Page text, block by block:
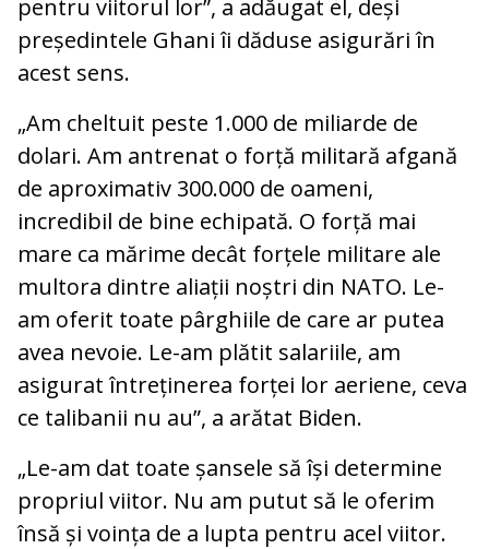
pentru viitorul lor”, a adăugat el, deși
președintele Ghani îi dăduse asigurări în
acest sens.
„Am cheltuit peste 1.000 de miliarde de
dolari. Am antrenat o forță militară afgană
de aproximativ 300.000 de oameni,
incredibil de bine echipată. O forță mai
mare ca mărime decât forțele militare ale
multora dintre aliații noștri din NATO. Le-
am oferit toate pârghiile de care ar putea
avea nevoie. Le-am plătit salariile, am
asigurat întreținerea forței lor aeriene, ceva
ce talibanii nu au”, a arătat Biden.
„Le-am dat toate șansele să își determine
propriul viitor. Nu am putut să le oferim
însă și voința de a lupta pentru acel viitor.